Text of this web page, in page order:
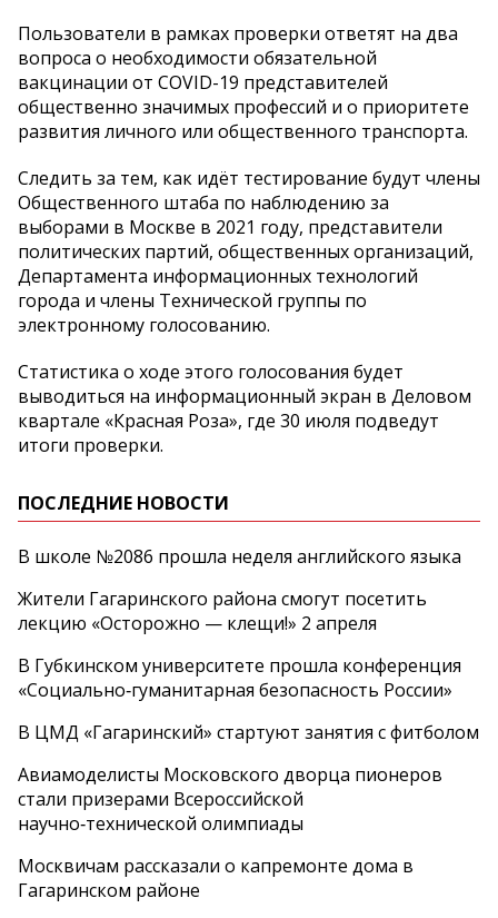
Пользователи в рамках проверки ответят на два
вопроса о необходимости обязательной
вакцинации от COVID-19 представителей
общественно значимых профессий и о приоритете
развития личного или общественного транспорта.
Следить за тем, как идёт тестирование будут члены
Общественного штаба по наблюдению за
выборами в Москве в 2021 году, представители
политических партий, общественных организаций,
Департамента информационных технологий
города и члены Технической группы по
электронному голосованию.
Статистика о ходе этого голосования будет
выводиться на информационный экран в Деловом
квартале «Красная Роза», где 30 июля подведут
итоги проверки.
ПОСЛЕДНИЕ НОВОСТИ
В школе №2086 прошла неделя английского языка
Жители Гагаринского района смогут посетить
лекцию «Осторожно — клещи!» 2 апреля
В Губкинском университете прошла конференция
«Социально‑гуманитарная безопасность России»
В ЦМД «Гагаринский» стартуют занятия с фитболом
Авиамоделисты Московского дворца пионеров
стали призерами Всероссийской
научно‑технической олимпиады
Москвичам рассказали о капремонте дома в
Гагаринском районе